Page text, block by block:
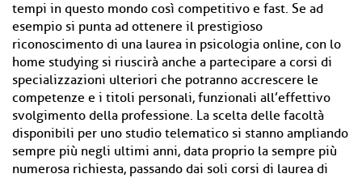
tempi in questo mondo così competitivo e fast. Se ad
esempio si punta ad ottenere il prestigioso
riconoscimento di una laurea in psicologia online, con lo
home studying si riuscirà anche a partecipare a corsi di
specializzazioni ulteriori che potranno accrescere le
competenze e i titoli personali, funzionali all’effettivo
svolgimento della professione. La scelta delle facoltà
disponibili per uno studio telematico si stanno ampliando
sempre più negli ultimi anni, data proprio la sempre più
numerosa richiesta, passando dai soli corsi di laurea di